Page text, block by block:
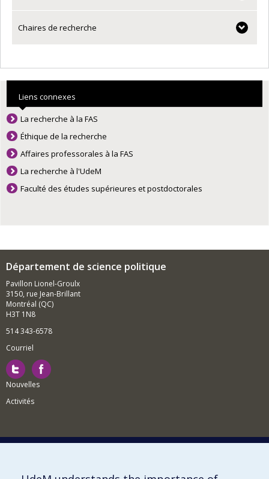
Chaires de recherche
Liens connexes
La recherche à la FAS
Éthique de la recherche
Affaires professorales à la FAS
La recherche à l'UdeM
Faculté des études supérieures et postdoctorales
Département de science politique
Pavillon Lionel-Groulx
3150, rue Jean-Brillant
Montréal (QC)
H3T 1N8
514 343-6578
Courriel
Nouvelles
Activités
Comment soutenir le Département?